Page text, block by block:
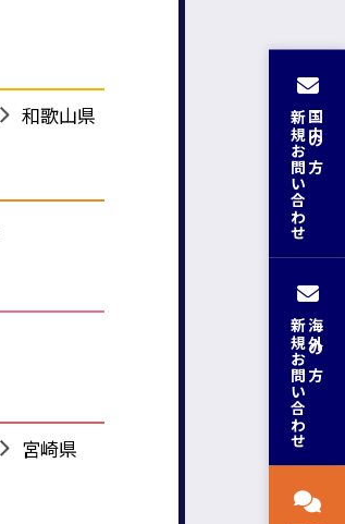
和歌山県
宮崎県
国内の方
新規お問い合わせ
海外の方
新規お問い合わせ